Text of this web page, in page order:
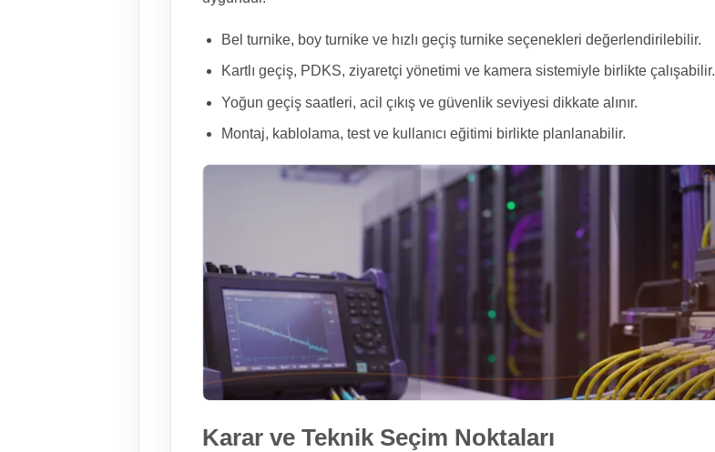
Bel turnike, boy turnike ve hızlı geçiş turnike seçenekleri değerlendirilebilir.
Kartlı geçiş, PDKS, ziyaretçi yönetimi ve kamera sistemiyle birlikte çalışabilir.
Yoğun geçiş saatleri, acil çıkış ve güvenlik seviyesi dikkate alınır.
Montaj, kablolama, test ve kullanıcı eğitimi birlikte planlanabilir.
Karar ve Teknik Seçim Noktaları